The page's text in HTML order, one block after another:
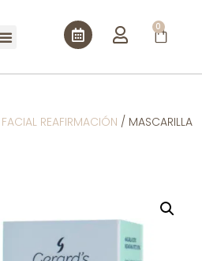
0
FACIAL REAFIRMACIÓN / MASCARILLA